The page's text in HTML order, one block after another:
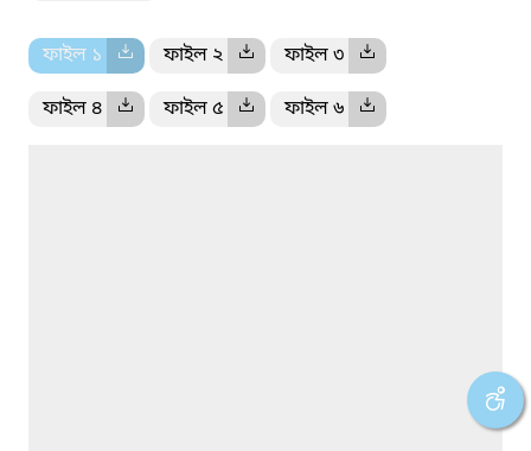
ফাইল ১ ফাইল ২ ফাইল ৩
ফাইল ৪ ফাইল ৫ ফাইল ৬